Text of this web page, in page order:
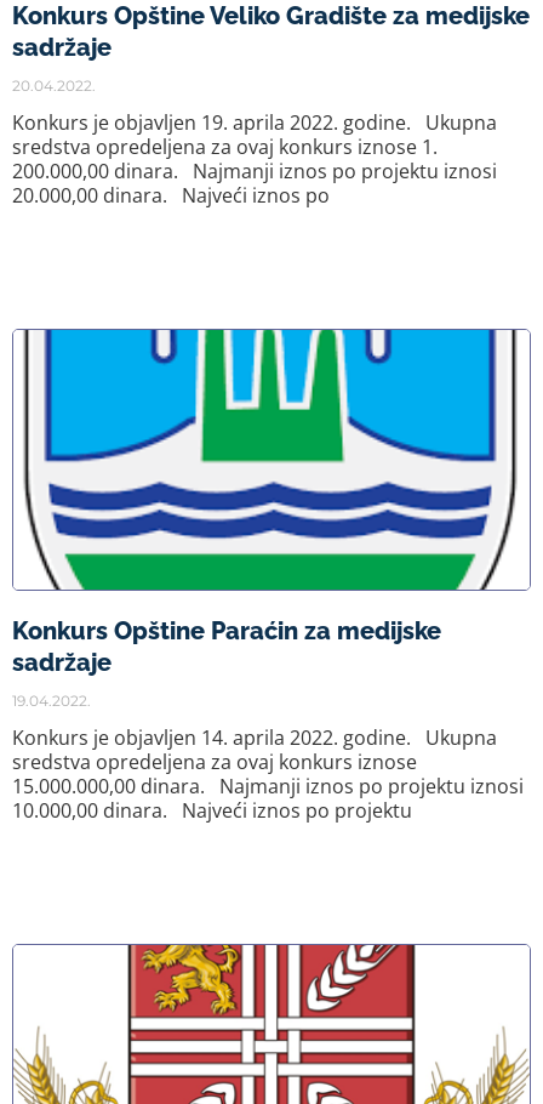
Konkurs Opštine Veliko Gradište za medijske
sadržaje
20.04.2022.
Konkurs je objavljen 19. aprila 2022. godine. Ukupna
sredstva opredeljena za ovaj konkurs iznose 1.
200.000,00 dinara. Najmanji iznos po projektu iznosi
20.000,00 dinara. Najveći iznos po
Konkurs Opštine Paraćin za medijske
sadržaje
19.04.2022.
Konkurs je objavljen 14. aprila 2022. godine. Ukupna
sredstva opredeljena za ovaj konkurs iznose
15.000.000,00 dinara. Najmanji iznos po projektu iznosi
10.000,00 dinara. Najveći iznos po projektu